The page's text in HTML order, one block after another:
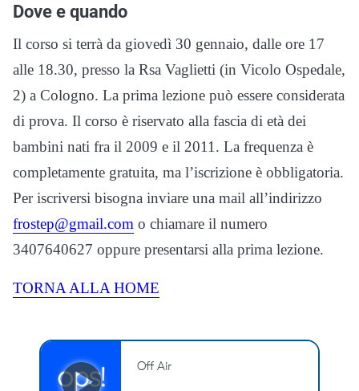
Dove e quando
Il corso si terrà da giovedì 30 gennaio, dalle ore 17
alle 18.30, presso la Rsa Vaglietti (in Vicolo Ospedale,
2) a Cologno. La prima lezione può essere considerata
di prova. Il corso è riservato alla fascia di età dei
bambini nati fra il 2009 e il 2011. La frequenza è
completamente gratuita, ma l’iscrizione è obbligatoria.
Per iscriversi bisogna inviare una mail all’indirizzo
frostep@gmail.com o chiamare il numero
3407640627 oppure presentarsi alla prima lezione.
TORNA ALLA HOME